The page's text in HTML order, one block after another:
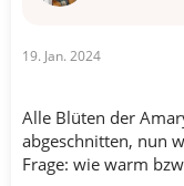
19. Jan. 2024
Alle Blüten der
abgeschnitten, nun
Frage: wie warm